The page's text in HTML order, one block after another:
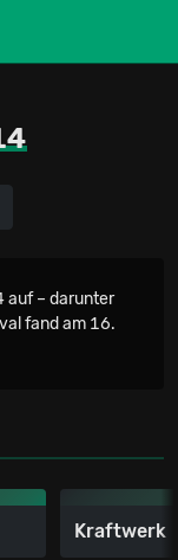
auf – darunter
fand am 16.
Kraftwerk